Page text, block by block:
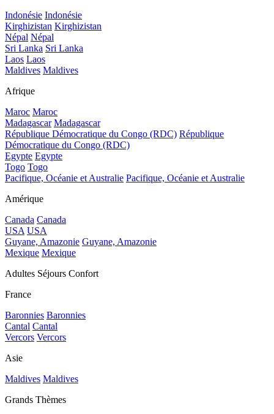
Indonésie Indonésie
Kirghizistan Kirghizistan
Népal Népal
Sri Lanka Sri Lanka
Laos Laos
Maldives Maldives
Afrique
Maroc Maroc
Madagascar Madagascar
République Démocratique du Congo (RDC) République
Démocratique du Congo (RDC)
Egypte Egypte
Togo Togo
Pacifique, Océanie et Australie Pacifique, Océanie et Australie
Amérique
Canada Canada
USA USA
Guyane, Amazonie Guyane, Amazonie
Mexique Mexique
Adultes Séjours Confort
France
Baronnies Baronnies
Cantal Cantal
Vercors Vercors
Asie
Maldives Maldives
Grands Thèmes